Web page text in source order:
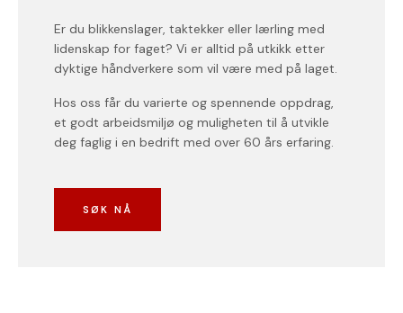
Er du blikkenslager, taktekker eller lærling med
lidenskap for faget? Vi er alltid på utkikk etter
dyktige håndverkere som vil være med på laget.
Hos oss får du varierte og spennende oppdrag,
et godt arbeidsmiljø og muligheten til å utvikle
deg faglig i en bedrift med over 60 års erfaring.
SØK NÅ